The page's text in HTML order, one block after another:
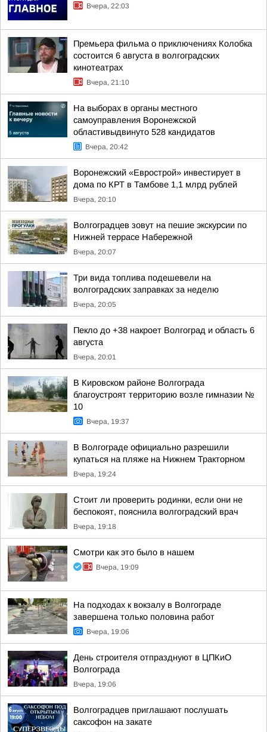
Вчера, 22:03
Премьера фильма о приключениях Колобка
состоится 6 августа в волгоградских
кинотеатрах
Вчера, 21:10
На выборах в органы местного
самоуправления Воронежской
областивыдвинуто 528 кандидатов
Вчера, 20:42
Воронежский «Еврострой» инвестирует в
дома по КРТ в Тамбове 1,1 млрд рублей
Вчера, 20:10
Волгоградцев зовут на пешие экскурсии по
Нижней террасе Набережной
Вчера, 20:07
Три вида топлива подешевели на
волгоградских заправках за неделю
Вчера, 20:05
Пекло до +38 накроет Волгоград и область 6
августа
Вчера, 20:01
В Кировском районе Волгограда
благоустроят территорию возле гимназии №
10
Вчера, 19:37
В Волгограде официально разрешили
купаться на пляже на Нижнем Тракторном
Вчера, 19:24
Стоит ли проверить родинки, если они не
беспокоят, пояснила волгоградский врач
Вчера, 19:18
Смотри как это было в нашем
Вчера, 19:09
На подходах к вокзалу в Волгограде
завершена только половина работ
Вчера, 19:06
День строителя отпразднуют в ЦПКиО
Волгограда
Вчера, 19:06
Волгоградцев приглашают послушать
саксофон на закате